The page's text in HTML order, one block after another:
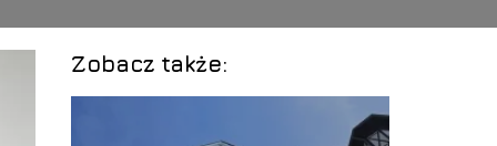
Zobacz także: